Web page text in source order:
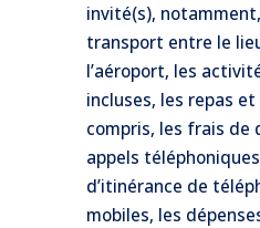
invité(s),
transport entre le
l’aéroport, les
incluses, les repas
compris, les frais de
appels
d’itinérance de
mobiles, les